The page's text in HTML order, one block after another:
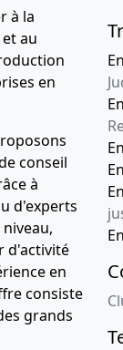
à la
au
en
conseil
à
d'experts
d'activité
en
consiste
grands